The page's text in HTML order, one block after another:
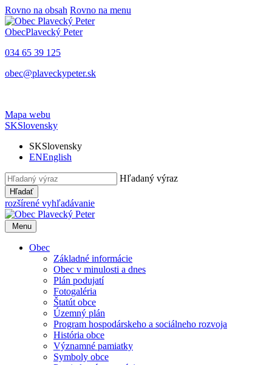
Rovno na obsah Rovno na menu
ObecPlavecký Peter
034 65 39 125
obec@plaveckypeter.sk
Mapa webu
SKSlovensky
SKSlovensky
ENEnglish
Hľadaný výraz
Hľadať
rozšírené vyhľadávanie
Menu
Obec
Základné informácie
Obec v minulosti a dnes
Plán podujatí
Fotogaléria
Štatút obce
Územný plán
Program hospodárskeho a sociálneho rozvoja
História obce
Významné pamiatky
Symboly obce